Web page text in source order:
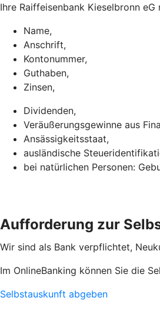
Ihre Raiffeisenbank Kieselbronn eG
Name,
Anschrift,
Kontonummer,
Guthaben,
Zinsen,
Dividenden,
Veräußerungsgewinne aus
Ansässigkeitsstaat,
ausländische
bei natürlichen Personen:
Aufforderung zur
Wir sind als Bank verpflichtet,
Im OnlineBanking können Sie die
Selbstauskunft abgeben